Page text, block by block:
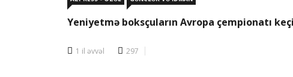
Yeniyetmə boksçuların Avropa çempionatı
1 il əvvəl 297